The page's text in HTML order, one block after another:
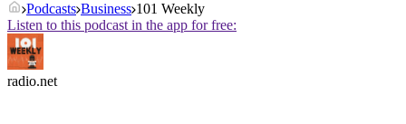
Podcasts Business 101 Weekly
Listen to this podcast in the app for free:
radio.net